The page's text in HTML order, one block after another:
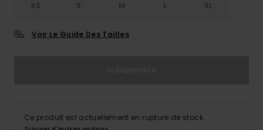
XS S M L XL
Voir Le Guide Des Tailles
Ce produit est actuellement en rupture de stock.